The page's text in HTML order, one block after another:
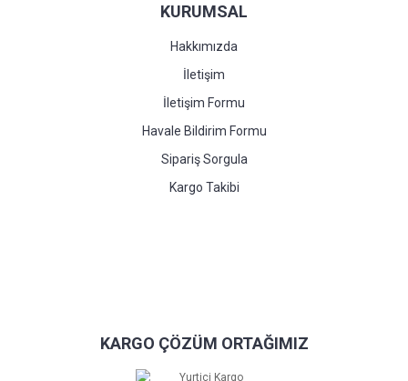
KURUMSAL
Hakkımızda
İletişim
İletişim Formu
Havale Bildirim Formu
Sipariş Sorgula
Kargo Takibi
KARGO ÇÖZÜM ORTAĞIMIZ